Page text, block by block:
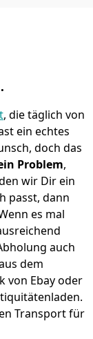
, die täglich von
ein echtes
doch das
Problem,
wir Dir ein
passt, dann
es mal
auch
dem
von Ebay oder
Transport für